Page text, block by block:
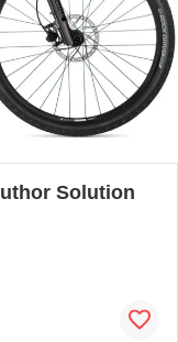
Solution